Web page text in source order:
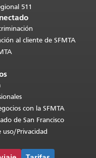
511
al cliente de SFMTA
con la SFMTA
de San Francisco
uso/Privacidad